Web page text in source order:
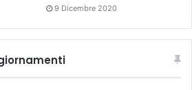
9 Dicembre 2020